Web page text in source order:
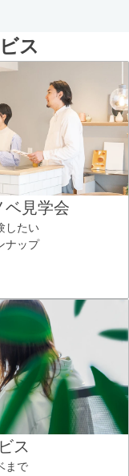
ス
ベ見学会
したい
ナップ
ス
まで